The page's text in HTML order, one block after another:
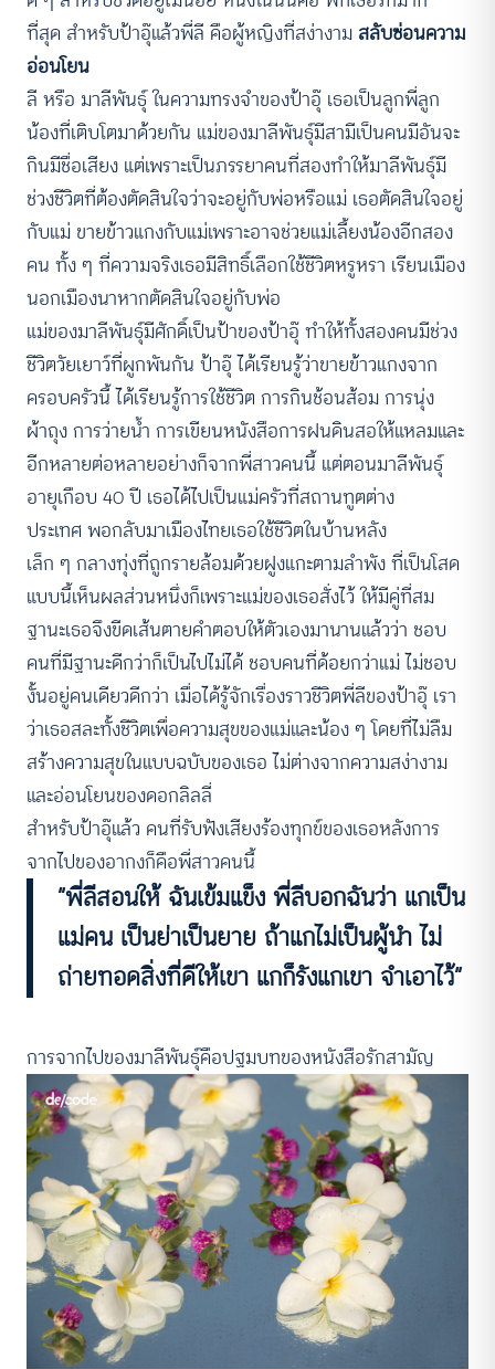
ที่สุด สำหรับป้าอุ๊แล้วพี่ลี คือผู้หญิงที่สง่างาม สลับซ่อนความ
อ่อนโยน
ลี หรือ มาลีพันธุ์ ในความทรงจำของป้าอุ๊ เธอเป็นลูกพี่ลูก
น้องที่เติบโตมาด้วยกัน แม่ของมาลีพันธุ์มีสามีเป็นคนมีอันจะ
กินมีชื่อเสียง แต่เพราะเป็นภรรยาคนที่สองทำให้มาลีพันธุ์มี
ช่วงชีวิตที่ต้องตัดสินใจว่าจะอยู่กับพ่อหรือแม่ เธอตัดสินใจอยู่
กับแม่ ขายข้าวแกงกับแม่เพราะอาจช่วยแม่เลี้ยงน้องอีกสอง
คน ทั้ง ๆ ที่ความจริงเธอมีสิทธิ์เลือกใช้ชีวิตหรูหรา เรียนเมือง
นอกเมืองนาหากตัดสินใจอยู่กับพ่อ
แม่ของมาลีพันธุ์มีศักดิ์เป็นป้าของป้าอุ๊ ทำให้ทั้งสองคนมีช่วง
ชีวิตวัยเยาว์ที่ผูกพันกัน ป้าอุ๊ ได้เรียนรู้ว่าขายข้าวแกงจาก
ครอบครัวนี้ ได้เรียนรู้การใช้ชีวิต การกินช้อนส้อม การนุ่ง
ผ้าถุง การว่ายน้ำ การเขียนหนังสือการฝนดินสอให้แหลมและ
อีกหลายต่อหลายอย่างก็จากพี่สาวคนนี้ แต่ตอนมาลีพันธุ์
อายุเกือบ 40 ปี เธอได้ไปเป็นแม่ครัวที่สถานทูตต่าง
ประเทศ พอกลับมาเมืองไทยเธอใช้ชีวิตในบ้านหลัง
เล็ก ๆ กลางทุ่งที่ถูกรายล้อมด้วยฝูงแกะตามลำพัง ที่เป็นโสด
แบบนี้เห็นผลส่วนหนึ่งก็เพราะแม่ของเธอสั่งไว้ ให้มีคู่ที่สม
ฐานะเธอจึงขีดเส้นตายคำตอบให้ตัวเองมานานแล้วว่า ชอบ
คนที่มีฐานะดีกว่าก็เป็นไปไม่ได้ ชอบคนที่ด้อยกว่าแม่ ไม่ชอบ
งั้นอยู่คนเดียวดีกว่า เมื่อได้รู้จักเรื่องราวชีวิตพี่ลีของป้าอุ๊ เรา
ว่าเธอสละทั้งชีวิตเพื่อความสุขของแม่และน้อง ๆ โดยที่ไม่ลืม
สร้างความสุขในแบบฉบับของเธอ ไม่ต่างจากความสง่างาม
และอ่อนโยนของดอกลิลลี่
สำหรับป้าอุ๊แล้ว คนที่รับฟังเสียงร้องทุกข์ของเธอหลังการ
จากไปของอากงก็คือพี่สาวคนนี้
“พี่ลีสอนให้ ฉันเข้มแข็ง พี่ลีบอกฉันว่า แกเป็น
แม่คน เป็นย่าเป็นยาย ถ้าแกไม่เป็นผู้นำ ไม่
ถ่ายทอดสิ่งที่ดีให้เขา แกก็รังแกเขา จำเอาไว้“
การจากไปของมาลีพันธุ์คือปฐมบทของหนังสือรักสามัญ